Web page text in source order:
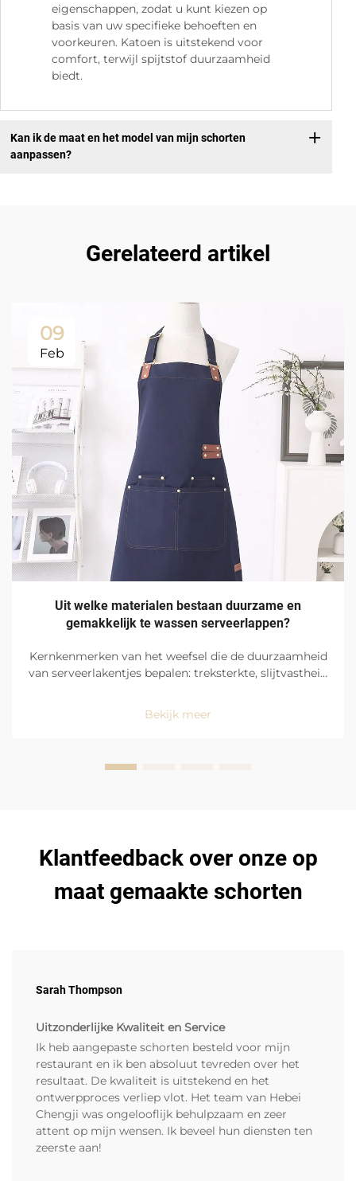
eigenschappen, zodat u kunt kiezen op
basis van uw specifieke behoeften en
voorkeuren. Katoen is uitstekend voor
comfort, terwijl spijtstof duurzaamheid
biedt.
Kan ik de maat en het model van mijn schorten
aanpassen?
Gerelateerd artikel
09
Feb
Uit welke materialen bestaan duurzame en
gemakkelijk te wassen serveerlappen?
Kernkenmerken van het weefsel die de duurzaamheid
van serveerlakentjes bepalen: treksterkte, slijtvastheid
dagelijkse belasting en vereisen daarom uiterst
Bekijk meer
Klantfeedback over onze op
maat gemaakte schorten
Sarah Thompson
Uitzonderlijke Kwaliteit en Service
Ik heb aangepaste schorten besteld voor mijn
restaurant en ik ben absoluut tevreden over het
resultaat. De kwaliteit is uitstekend en het
ontwerpproces verliep vlot. Het team van Hebei
Chengji was ongelooflijk behulpzaam en zeer
attent op mijn wensen. Ik beveel hun diensten ten
zeerste aan!